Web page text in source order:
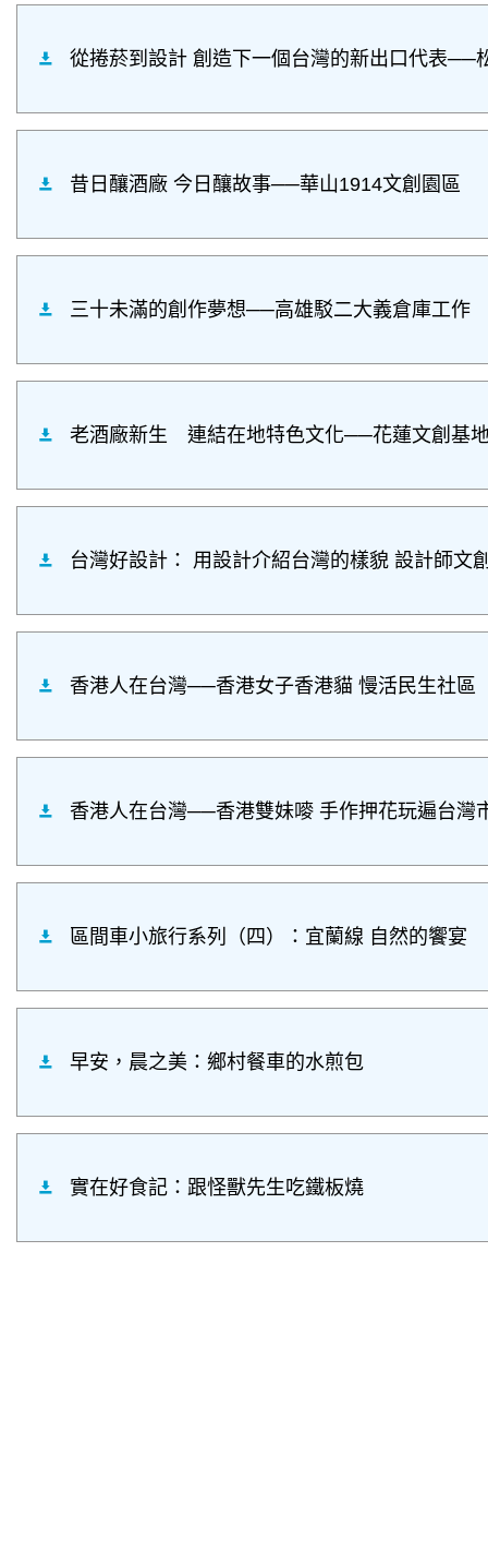
從捲菸到設計 創造下一個台灣的新出口代表──
昔日釀酒廠 今日釀故事──華山1914文創園區
三十未滿的創作夢想──高雄駁二大義倉庫工作
老酒廠新生 連結在地特色文化──花蓮文創基
台灣好設計： 用設計介紹台灣的樣貌 設計師文
香港人在台灣──香港女子香港貓 慢活民生社區
香港人在台灣──香港雙妹嘜 手作押花玩遍台灣
區間車小旅行系列（四）：宜蘭線 自然的饗宴
早安，晨之美：鄉村餐車的水煎包
實在好食記：跟怪獸先生吃鐵板燒